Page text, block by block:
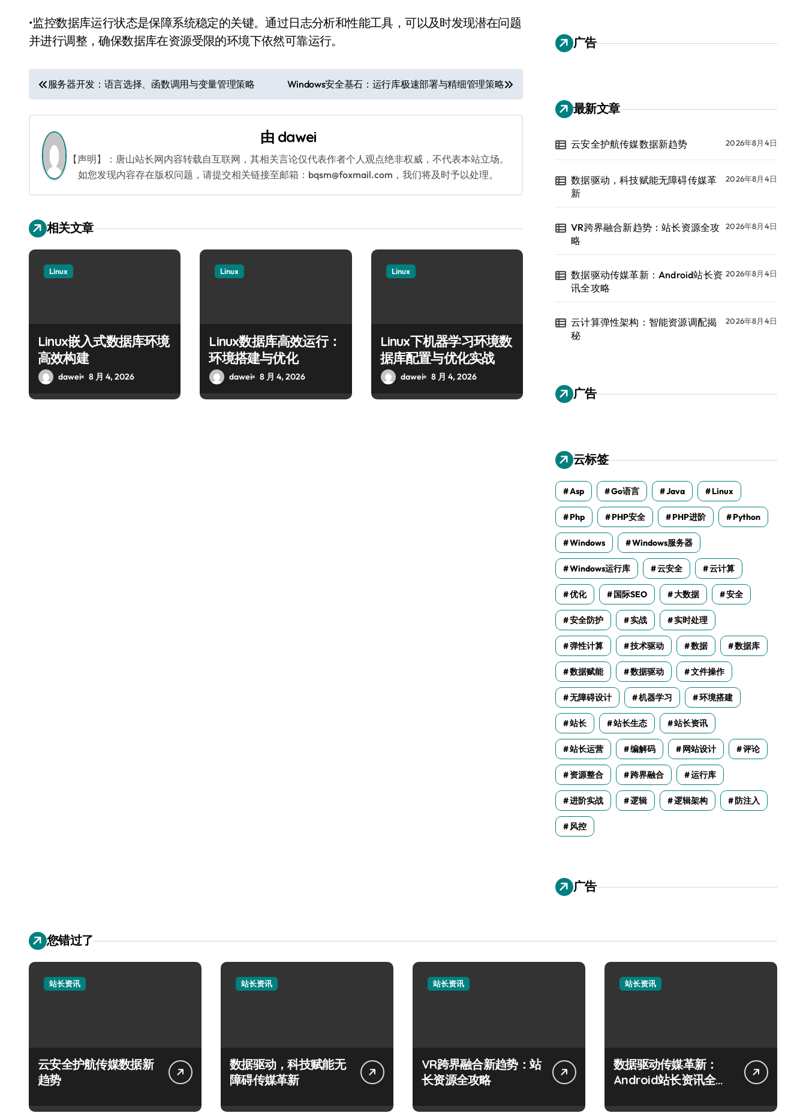
•监控数据库运行状态是保障系统稳定的关键。通过日志分析和性能工具，可以及时发现潜在问题
并进行调整，确保数据库在资源受限的环境下依然可靠运行。
文
章
导
航
服务器开发：语言选择、函数调用与变量管理策略 Windows安全基石：运行库极速部署与精细管理策略
由 dawei
【声明】：唐山站长网内容转载自互联网，其相关言论仅代表作者个人观点绝非权威，不代表本站立场。
如您发现内容存在版权问题，请提交相关链接至邮箱：bqsm@foxmail.com，我们将及时予以处理。
相关文章
Linux
Linux嵌入式数据库环境
高效构建
dawei 8 月 4, 2026
Linux
Linux数据库高效运行：
环境搭建与优化
dawei 8 月 4, 2026
Linux
Linux下机器学习环境数
据库配置与优化实战
dawei 8 月 4, 2026
广告
最新文章
云安全护航传媒数据新趋势 2026年8月4日
数据驱动，科技赋能无障碍传媒革
新
2026年8月4日
VR跨界融合新趋势：站长资源全攻
略
2026年8月4日
数据驱动传媒革新：Android站长资
讯全攻略
2026年8月4日
云计算弹性架构：智能资源调配揭
秘
2026年8月4日
广告
云标签
Asp Go语言 Java Linux
Php PHP安全 PHP进阶 Python
Windows Windows服务器
Windows运行库 云安全 云计算
优化 国际SEO 大数据 安全
安全防护 实战 实时处理
弹性计算 技术驱动 数据 数据库
数据赋能 数据驱动 文件操作
无障碍设计 机器学习 环境搭建
站长 站长生态 站长资讯
站长运营 编解码 网站设计 评论
资源整合 跨界融合 运行库
进阶实战 逻辑 逻辑架构 防注入
风控
广告
您错过了
站长资讯
云安全护航传媒数据新
趋势
站长资讯
数据驱动，科技赋能无
障碍传媒革新
站长资讯
VR跨界融合新趋势：站
长资源全攻略
站长资讯
数据驱动传媒革新：
Android站长资讯全攻